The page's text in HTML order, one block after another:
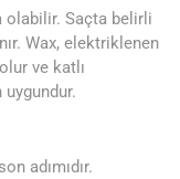
olabilir. Saçta belirli
Wax, elektriklenen
ve katlı
adımıdır.